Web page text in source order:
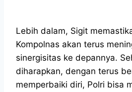
Lebih dalam, Sigit
Kompolnas akan terus
sinergisitas ke depannya.
diharapkan, dengan terus
memperbaiki diri, Polri bisa